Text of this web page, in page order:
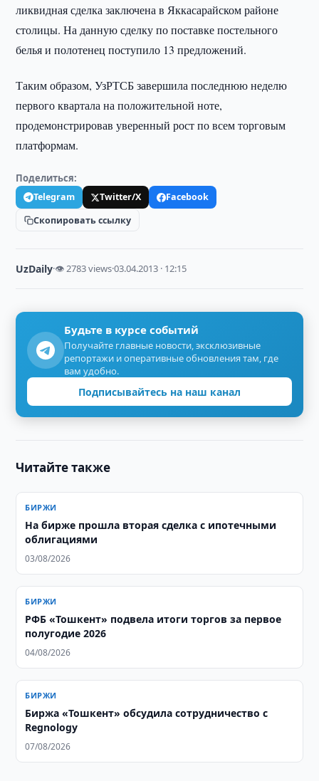
ликвидная сделка заключена в Яккасарайском районе
столицы. На данную сделку по поставке постельного
белья и полотенец поступило 13 предложений.
Таким образом, УзРТСБ завершила последнюю неделю
первого квартала на положительной ноте,
продемонстрировав уверенный рост по всем торговым
платформам.
Поделиться:
Telegram Twitter/X
Facebook
Скопировать ссылку
UzDaily·👁 2783 views·03.04.2013 · 12:15
Будьте в курсе событий
Получайте главные новости, эксклюзивные
репортажи и оперативные обновления там, где
вам удобно.
Подписывайтесь на наш канал
Читайте также
БИРЖИ
На бирже прошла вторая сделка с ипотечными
облигациями
03/08/2026
БИРЖИ
РФБ «Тошкент» подвела итоги торгов за первое
полугодие 2026
04/08/2026
БИРЖИ
Биржа «Тошкент» обсудила сотрудничество с
Regnology
07/08/2026